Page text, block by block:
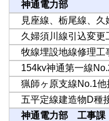
神通電力部
見座線、栃尾線、
久婦須川線引込変更
牧線埋設地線修理工
154kv神通第一線
猟師ヶ原支線No.1他
五平定線建造物D種
神通電力部 工事課